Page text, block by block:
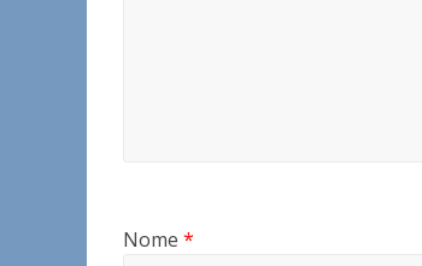
Nome *